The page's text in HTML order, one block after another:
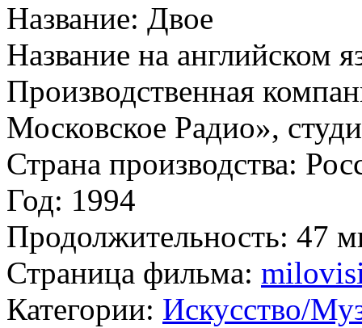
Название: Двое
Название на английском
Производственная
Московское Радио»,
Страна производства:
Год: 1994
Продолжительность: 47
Страница фильма:
Категории: Искусство/